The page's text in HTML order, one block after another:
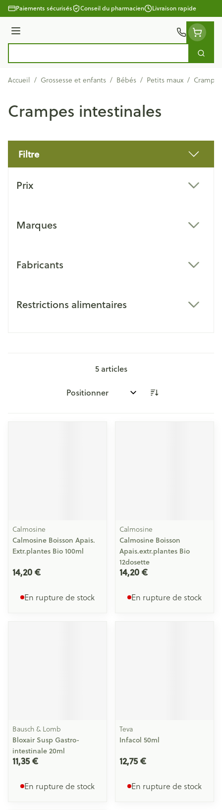
Aller au contenu
Paiements sécurisés Conseil du pharmacien Livraison rapide
Menu
Accueil / Grossesse et enfants / Bébés / Petits maux /
Crampes intestinales
Filtre
Prix
Marques
Fabricants
Restrictions alimentaires
5articles
Trier par:
Calmosine
Calmosine Boisson Apais.
Extr.plantes Bio 100ml
14,20 €
En rupture de stock
Calmosine
Calmosine Boisson
Apais.extr.plantes Bio
12dosette
14,20 €
En rupture de stock
Bausch & Lomb
Bloxair Susp Gastro-
intestinale 20ml
11,35 €
En rupture de stock
Teva
Infacol 50ml
12,75 €
En rupture de stock